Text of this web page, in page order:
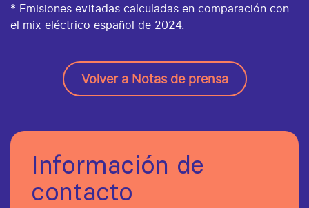
* Emisiones evitadas calculadas en comparación con
el mix eléctrico español de 2024.
Volver a Notas de prensa
Información de
contacto